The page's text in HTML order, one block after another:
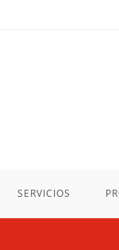
SERVICIOS